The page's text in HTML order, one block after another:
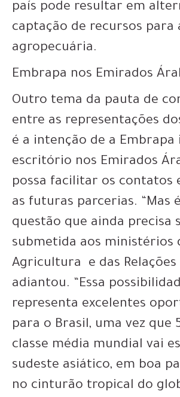
país pode resultar em
captação de recursos para
agropecuária.
Embrapa nos Emirados
Outro tema da pauta de
entre as representações
é a intenção de a
escritório nos Emirados
possa facilitar os contatos
as futuras parcerias. “Mas
questão que ainda precisa
submetida aos ministérios
Agricultura e das Relações
adiantou. “Essa
representa excelentes
para o Brasil, uma vez que
classe média mundial vai
sudeste asiático, em boa
no cinturão tropical do